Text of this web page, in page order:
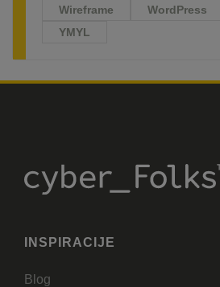
Wireframe
WordPress
YMYL
INSPIRACIJE
Blog